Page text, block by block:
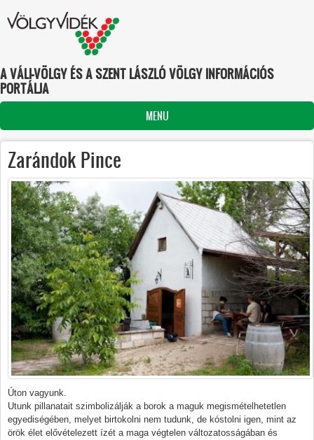
Ugrás a tartalomra
A VÁLI-VÖLGY ÉS A SZENT LÁSZLÓ VÖLGY INFORMÁCIÓS
PORTÁLJA
MENU
Zarándok Pince
Úton vagyunk.
Utunk pillanatait szimbolizálják a borok a maguk megismételhetetlen
egyediségében, melyet birtokolni nem tudunk, de kóstolni igen, mint az
örök élet elővételezett ízét a maga végtelen változatosságában és